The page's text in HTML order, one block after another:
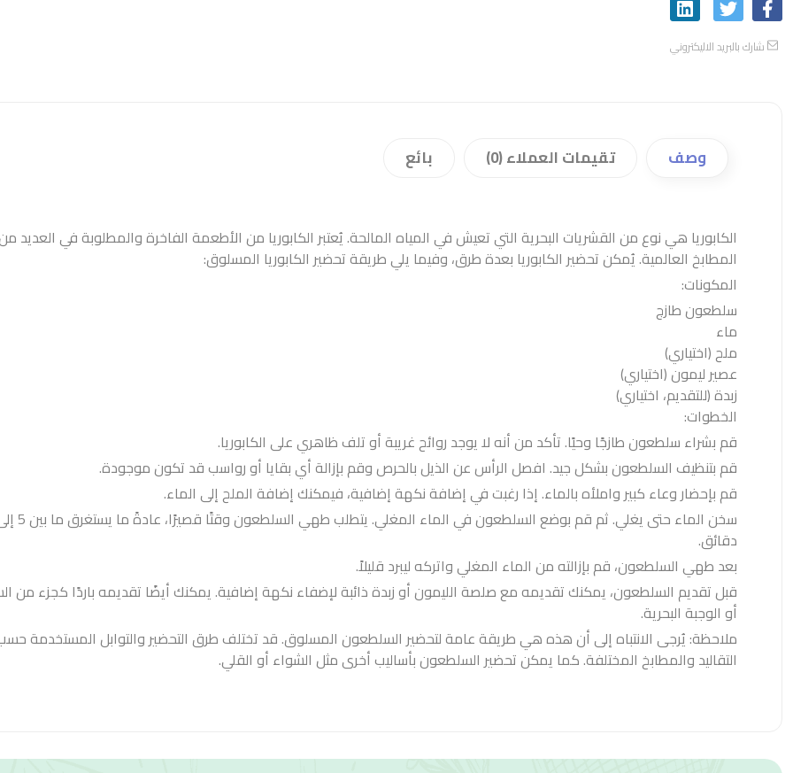
شارك بالبريد الاليكتروني
وصف تقيمات العملاء (0) بائع
الكابوريا هي نوع من القشريات البحرية التي تعيش في المياه المالحة. يُعتبر الكابوريا من الأطعمة الفاخرة والمطلوبة في العديد
المطابخ العالمية. يُمكن تحضير الكابوريا بعدة طرق، وفيما يلي طريقة تحضير الكابوريا المسلوق:
المكونات:
سلطعون طازج
ماء
ملح (اختياري)
عصير ليمون (اختياري)
زبدة (للتقديم، اختياري)
الخطوات:
قم بشراء سلطعون طازجًا وحيًا. تأكد من أنه لا يوجد روائح غريبة أو تلف ظاهري على الكابوريا.
قم بتنظيف السلطعون بشكل جيد. افصل الرأس عن الذيل بالحرص وقم بإزالة أي بقايا أو رواسب قد تكون موجودة.
قم بإحضار وعاء كبير واملأه بالماء. إذا رغبت في إضافة نكهة إضافية، فيمكنك إضافة الملح إلى الماء.
دقائق.
بعد طهي السلطعون، قم بإزالته من الماء المغلي واتركه ليبرد قليلاً.
قبل تقديم السلطعون، يمكنك تقديمه مع صلصة الليمون أو زبدة ذائبة لإضفاء نكهة إضافية. يمكنك أيضًا تقديمه باردًا كجزء من
أو الوجبة البحرية.
ملاحظة: يُرجى الانتباه إلى أن هذه هي طريقة عامة لتحضير السلطعون المسلوق. قد تختلف طرق التحضير والتوابل المستخدمة
التقاليد والمطابخ المختلفة. كما يمكن تحضير السلطعون بأساليب أخرى مثل الشواء أو القلي.